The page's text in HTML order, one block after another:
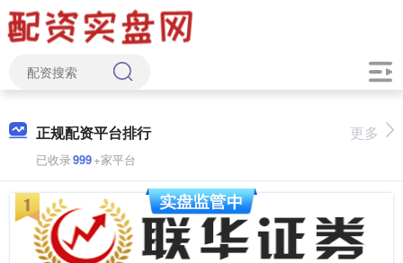
正规配资平台排行
已收录999+家平台
更多